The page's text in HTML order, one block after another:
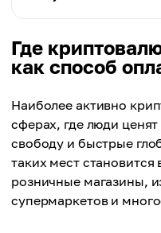
точку мира, не
ограничениями или
Переводы обычно
минуты, что
традиционных
Низкие комиссии.
Криптоплатежи
стоимость может
Ограниченное
Количество мест,
картами или
Необратимость
После того как
подтверждён, вы не
вернуть средства в
Волатильность.
Где
как способ
Наиболее активно
сферах, где люди
свободу и быстрые
таких мест
розничные магазины,
супермаркетов и